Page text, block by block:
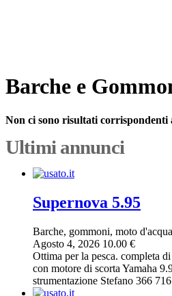
Barche e
Non ci sono risultati
Ultimi annunci
Supernova 5.95
Barche, gommoni, moto d'acqua
Agosto 4, 2026 10.00 €
Ottima per la pesca. completa
con motore di scorta Yamaha
strumentazione Stefano 366